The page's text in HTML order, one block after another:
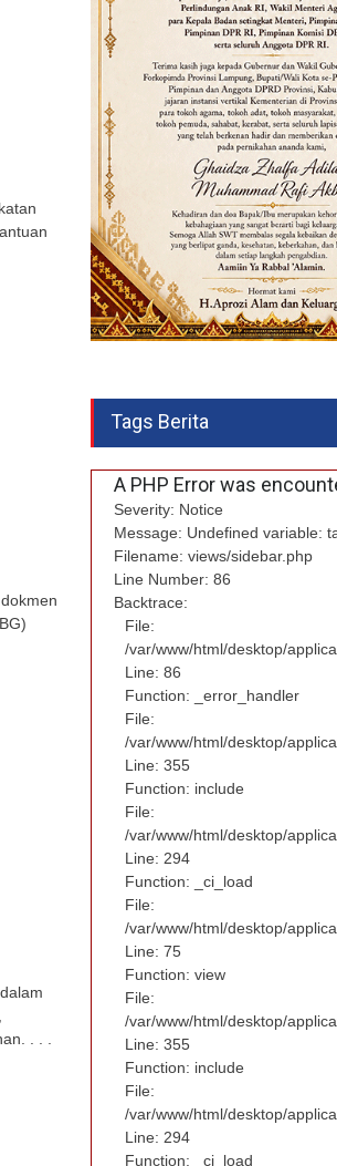
. . .
Tags Berita
A PHP Error was
Severity: Notice
Message: Undefined variable:
Filename: views/sidebar.php
Line Number: 86
Backtrace:
File:
/var/www/html/desktop/
Line: 86
Function: _error_handler
File:
/var/www/html/desktop/
Line: 355
Function: include
File:
/var/www/html/desktop/
Line: 294
Function: _ci_load
File:
/var/www/html/desktop/
Line: 75
Function: view
File:
/var/www/html/desktop/
Line: 355
Function: include
File:
/var/www/html/desktop/
Line: 294
Function: _ci_load